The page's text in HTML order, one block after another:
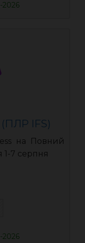
2026
IFS)
на Повний
1-7 серпня
2026